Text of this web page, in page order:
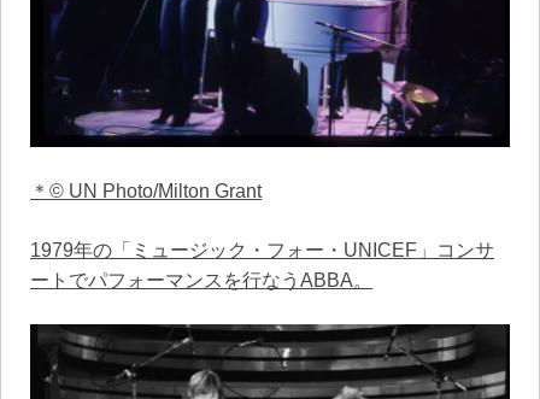
＊© UN Photo/Milton Grant
1979年の「ミュージック・フォー・UNICEF」コンサ
ートでパフォーマンスを行なうABBA。